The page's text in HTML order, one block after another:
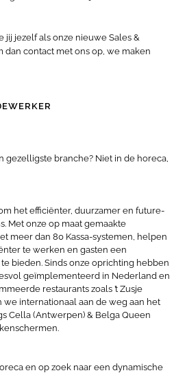
jij jezelf als onze nieuwe Sales &
contact met ons op, we maken
branche? Niet in de horeca,
het efficiënter, duurzamer en future-
Met onze op maat gemaakte
meer dan 80 Kassa-systemen, helpen
te werken en gasten een
bieden. Sinds onze oprichting hebben
geïmplementeerd in Nederland en
restaurants zoals ’t Zusje
we internationaal aan de weg aan het
Cella (Antwerpen) & Belga Queen
en op zoek naar een dynamische